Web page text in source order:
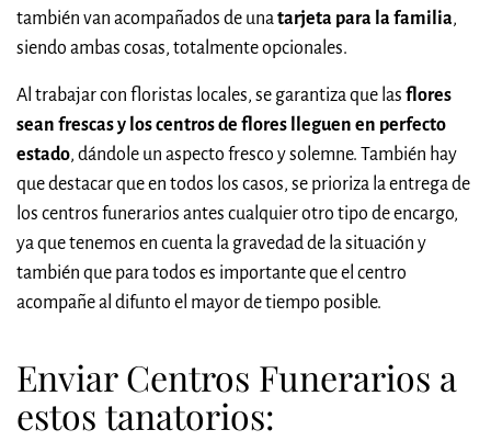
también van acompañados de unatarjeta para la familia,
siendo ambas cosas, totalmente opcionales.
Al trabajar con floristas locales, se garantiza que las flores
sean frescas y los centros de flores lleguen en perfecto
estado, dándole un aspecto fresco y solemne. También hay
que destacar que en todos los casos, se prioriza la entrega de
los centros funerarios antes cualquier otro tipo de encargo,
ya que tenemos en cuenta la gravedad de la situación y
también que para todos es importante que el centro
acompañe al difunto el mayor de tiempo posible.
Enviar Centros Funerarios a
estos tanatorios: